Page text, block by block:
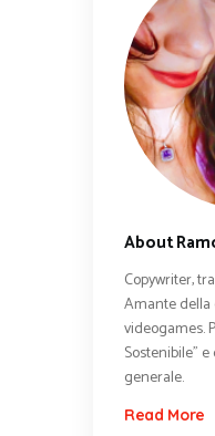
About
Copywriter,
Amante
videogames.
Sostenibile"
generale.
Read More